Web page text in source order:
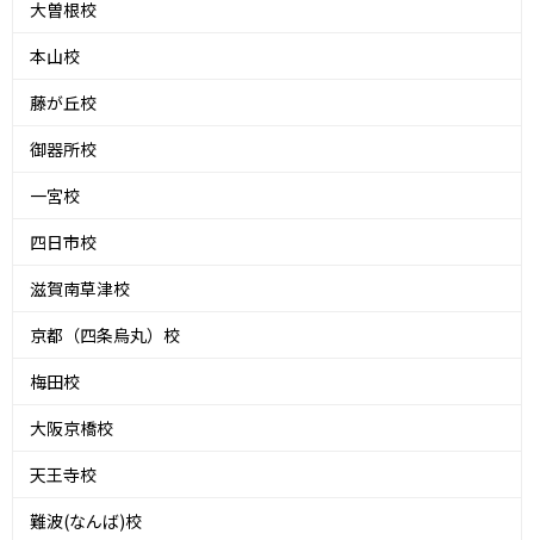
大曽根校
本山校
藤が丘校
御器所校
一宮校
四日市校
滋賀南草津校
京都（四条烏丸）校
梅田校
大阪京橋校
天王寺校
難波(なんば)校